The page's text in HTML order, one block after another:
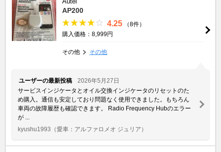
AP200
4.25
（8件）
購入価格：8,999円
その他 その他
ユーザーの最新投稿
2026年5月27日
サービスインジケータとオイル交換インジケータのリセットのた
め購入。通信も安定しており問題なく使用できました。もちろん
車両の故障履歴も確認できます。 Radio Frequency Hubのエラー
が ...
kyushu1993 （愛車：アルファロメオ ジュリア）